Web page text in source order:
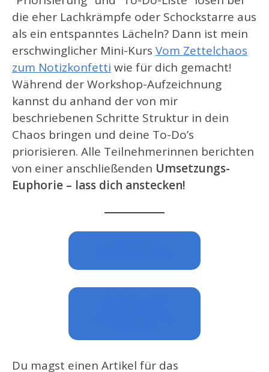
die eher Lachkrämpfe oder Schockstarre aus
als ein entspanntes Lächeln? Dann ist mein
erschwinglicher Mini-Kurs Vom Zettelchaos
zum Notizkonfetti wie für dich gemacht!
Während der Workshop-Aufzeichnung
kannst du anhand der von mir
beschriebenen Schritte Struktur in dein
Chaos bringen und deine To-Do’s
priorisieren. Alle Teilnehmerinnen berichten
von einer anschließenden Umsetzungs-
Euphorie – lass dich anstecken!
Du magst einen Artikel für das